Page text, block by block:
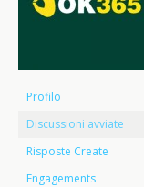
Profilo
Discussioni avviate
Risposte Create
Engagements